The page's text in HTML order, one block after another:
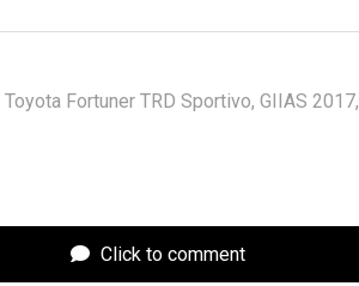
Toyota Fortuner TRD Sportivo, GIIAS 2017,
Click to comment